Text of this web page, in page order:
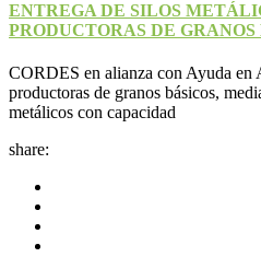
ENTREGA DE SILOS
PRODUCTORAS DE GRANOS
CORDES en alianza con Ayuda en
productoras de granos básicos,
metálicos con capacidad
share: